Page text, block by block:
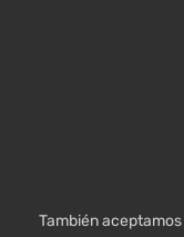
También aceptamos